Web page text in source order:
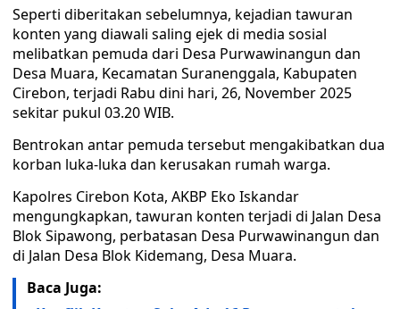
Seperti diberitakan sebelumnya, kejadian tawuran
konten yang diawali saling ejek di media sosial
melibatkan pemuda dari Desa Purwawinangun dan
Desa Muara, Kecamatan Suranenggala, Kabupaten
Cirebon, terjadi Rabu dini hari, 26, November 2025
sekitar pukul 03.20 WIB.
Bentrokan antar pemuda tersebut mengakibatkan dua
korban luka-luka dan kerusakan rumah warga.
Kapolres Cirebon Kota, AKBP Eko Iskandar
mengungkapkan, tawuran konten terjadi di Jalan Desa
Blok Sipawong, perbatasan Desa Purwawinangun dan
di Jalan Desa Blok Kidemang, Desa Muara.
Baca Juga: